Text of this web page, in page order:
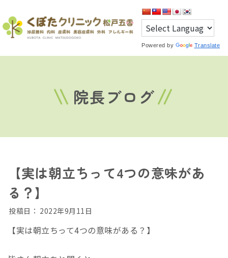
Powered by Translate
院長ブログ
【実は朝立ちって4つの意味があ
る？】
投稿日： 2022年9月11日
【実は朝立ちって4つの意味がある？】